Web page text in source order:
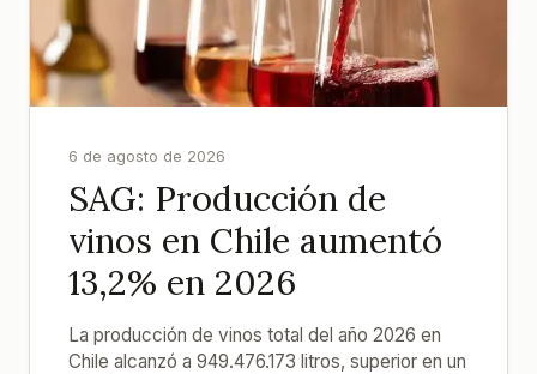
6 de agosto de 2026
SAG: Producción de
vinos en Chile aumentó
13,2% en 2026
La producción de vinos total del año 2026 en
Chile alcanzó a 949.476.173 litros, superior en un